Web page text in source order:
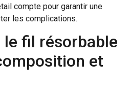
compte pour garantir une
les complications.
le fil résorbable
et